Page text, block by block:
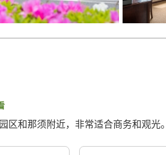
区和那须附近，非常适合商务和观光。